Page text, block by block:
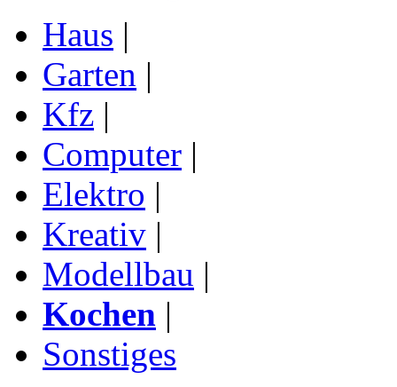
Haus |
Garten |
Kfz |
Computer |
Elektro |
Kreativ |
Modellbau |
Kochen |
Sonstiges